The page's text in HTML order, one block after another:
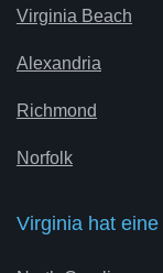
Virginia Beach
Alexandria
Richmond
Norfolk
Virginia hat